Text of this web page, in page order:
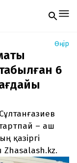
email
Өңір
6
– аш
қазіргі